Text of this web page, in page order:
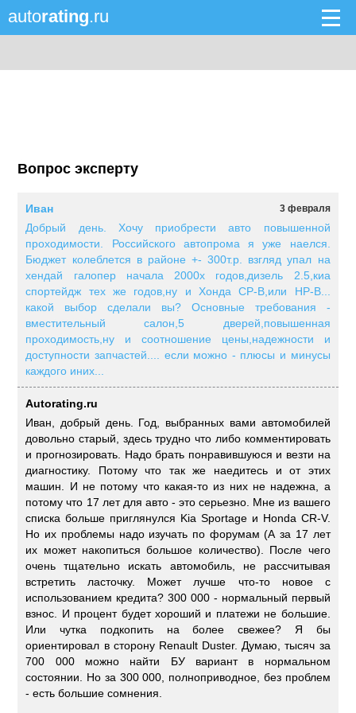
autorating.ru
Вопрос эксперту
3 февраля
Иван
Добрый день. Хочу приобрести авто повышенной
проходимости. Российского автопрома я уже наелся.
Бюджет колеблется в районе +- 300т.р. взгляд упал на
хендай галопер начала 2000х годов,дизель 2.5,киа
спортейдж тех же годов,ну и Хонда СР-В,или НР-В...
какой выбор сделали вы? Основные требования -
вместительный салон,5 дверей,повышенная
проходимость,ну и соотношение цены,надежности и
доступности запчастей.... если можно - плюсы и минусы
каждого иних...
Autorating.ru
Иван, добрый день. Год, выбранных вами автомобилей
довольно старый, здесь трудно что либо комментировать
и прогнозировать. Надо брать понравившуюся и везти на
диагностику. Потому что так же наедитесь и от этих
машин. И не потому что какая-то из них не надежна, а
потому что 17 лет для авто - это серьезно. Мне из вашего
списка больше приглянулся Kia Sportage и Honda CR-V.
Но их проблемы надо изучать по форумам (А за 17 лет
их может накопиться большое количество). После чего
очень тщательно искать автомобиль, не рассчитывая
встретить ласточку. Может лучше что-то новое с
использованием кредита? 300 000 - нормальный первый
взнос. И процент будет хороший и платежи не большие.
Или чутка подкопить на более свежее? Я бы
ориентировал в сторону Renault Duster. Думаю, тысяч за
700 000 можно найти БУ вариант в нормальном
состоянии. Но за 300 000, полноприводное, без проблем
- есть большие сомнения.